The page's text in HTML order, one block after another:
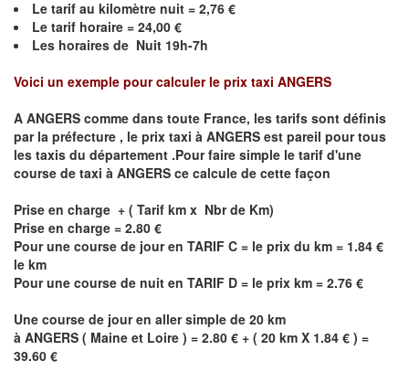
Le tarif au kilomètre nuit = 2,76 €
Le tarif horaire = 24,00 €
Les horaires de Nuit 19h-7h
Voici un exemple pour calculer le prix taxi ANGERS
A ANGERS comme dans toute France, les tarifs sont définis
par la préfecture , le prix taxi à ANGERS est pareil pour tous
les taxis du département .Pour faire simple le tarif d'une
course de taxi à ANGERS ce calcule de cette façon
Prise en charge + ( Tarif km x Nbr de Km)
Prise en charge = 2.80 €
Pour une course de jour en TARIF C = le prix du km = 1.84 €
le km
Pour une course de nuit en TARIF D = le prix km = 2.76 €
Une course de jour en aller simple de 20 km
à ANGERS ( Maine et Loire ) = 2.80 € + ( 20 km X 1.84 € ) =
39.60 €